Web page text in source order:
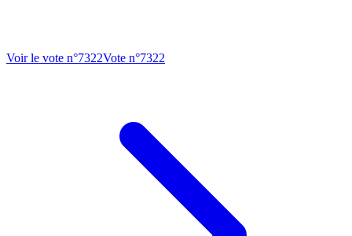
Voir le vote n°7322Vote n°7322